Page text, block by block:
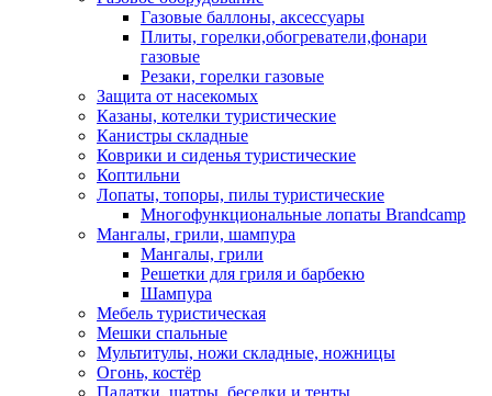
Газовые баллоны, аксессуары
Плиты, горелки,обогреватели,фонари
газовые
Резаки, горелки газовые
Защита от насекомых
Казаны, котелки туристические
Канистры складные
Коврики и сиденья туристические
Коптильни
Лопаты, топоры, пилы туристические
Многофункциональные лопаты Brandcamp
Мангалы, грили, шампура
Мангалы, грили
Решетки для гриля и барбекю
Шампура
Мебель туристическая
Мешки спальные
Мультитулы, ножи складные, ножницы
Огонь, костёр
Палатки, шатры, беседки и тенты